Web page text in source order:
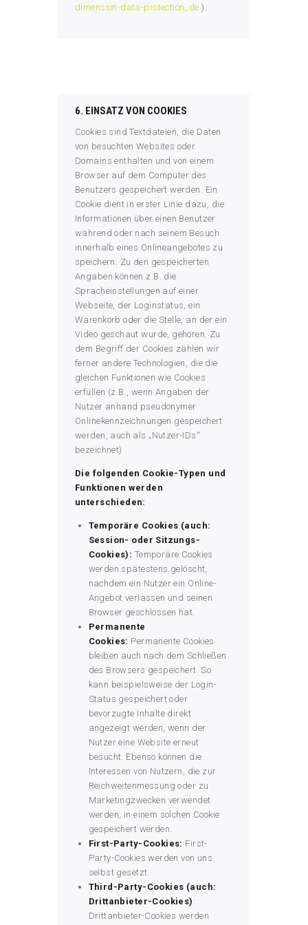
dimension-data-protection_de ).
6. EINSATZ VON COOKIES
Cookies sind Textdateien, die Daten
von besuchten Websites oder
Domains enthalten und von einem
Browser auf dem Computer des
Benutzers gespeichert werden. Ein
Cookie dient in erster Linie dazu, die
Informationen über einen Benutzer
während oder nach seinem Besuch
innerhalb eines Onlineangebotes zu
speichern. Zu den gespeicherten
Angaben können z.B. die
Spracheinstellungen auf einer
Webseite, der Loginstatus, ein
Warenkorb oder die Stelle, an der ein
Video geschaut wurde, gehören. Zu
dem Begriff der Cookies zählen wir
ferner andere Technologien, die die
gleichen Funktionen wie Cookies
erfüllen (z.B., wenn Angaben der
Nutzer anhand pseudonymer
Onlinekennzeichnungen gespeichert
werden, auch als „Nutzer-IDs“
bezeichnet)
Die folgenden Cookie-Typen und
Funktionen werden
unterschieden:
Temporäre Cookies (auch:
Session- oder Sitzungs-
Cookies): Temporäre Cookies
werden spätestens gelöscht,
nachdem ein Nutzer ein Online-
Angebot verlassen und seinen
Browser geschlossen hat.
Permanente
Cookies: Permanente Cookies
bleiben auch nach dem Schließen
des Browsers gespeichert. So
kann beispielsweise der Login-
Status gespeichert oder
bevorzugte Inhalte direkt
angezeigt werden, wenn der
Nutzer eine Website erneut
besucht. Ebenso können die
Interessen von Nutzern, die zur
Reichweitenmessung oder zu
Marketingzwecken verwendet
werden, in einem solchen Cookie
gespeichert werden.
First-Party-Cookies: First-
Party-Cookies werden von uns
selbst gesetzt.
Third-Party-Cookies (auch:
Drittanbieter-Cookies) :
Drittanbieter-Cookies werden